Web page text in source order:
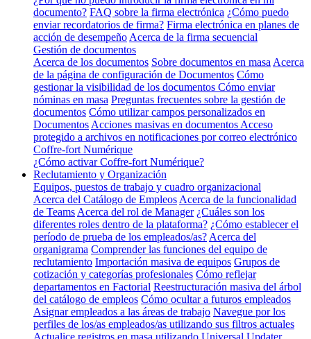
documento? FAQ sobre la firma electrónica ¿Cómo puedo
enviar recordatorios de firma? Firma electrónica en planes de
acción de desempeño Acerca de la firma secuencial
Gestión de documentos
Acerca de los documentos Sobre documentos en masa Acerca
de la página de configuración de Documentos Cómo
gestionar la visibilidad de los documentos Cómo enviar
nóminas en masa Preguntas frecuentes sobre la gestión de
documentos Cómo utilizar campos personalizados en
Documentos Acciones masivas en documentos Acceso
protegido a archivos en notificaciones por correo electrónico
Coffre-fort Numérique
¿Cómo activar Coffre-fort Numérique?
Reclutamiento y Organización
Equipos, puestos de trabajo y cuadro organizacional
Acerca del Catálogo de Empleos Acerca de la funcionalidad
de Teams Acerca del rol de Manager ¿Cuáles son los
diferentes roles dentro de la plataforma? ¿Cómo establecer el
período de prueba de los empleados/as? Acerca del
organigrama Comprender las funciones del equipo de
reclutamiento Importación masiva de equipos Grupos de
cotización y categorías profesionales Cómo reflejar
departamentos en Factorial Reestructuración masiva del árbol
del catálogo de empleos Cómo ocultar a futuros empleados
Asignar empleados a las áreas de trabajo Navegue por los
perfiles de los/as empleados/as utilizando sus filtros actuales
Actualice registros en masa utilizando Universal Updater